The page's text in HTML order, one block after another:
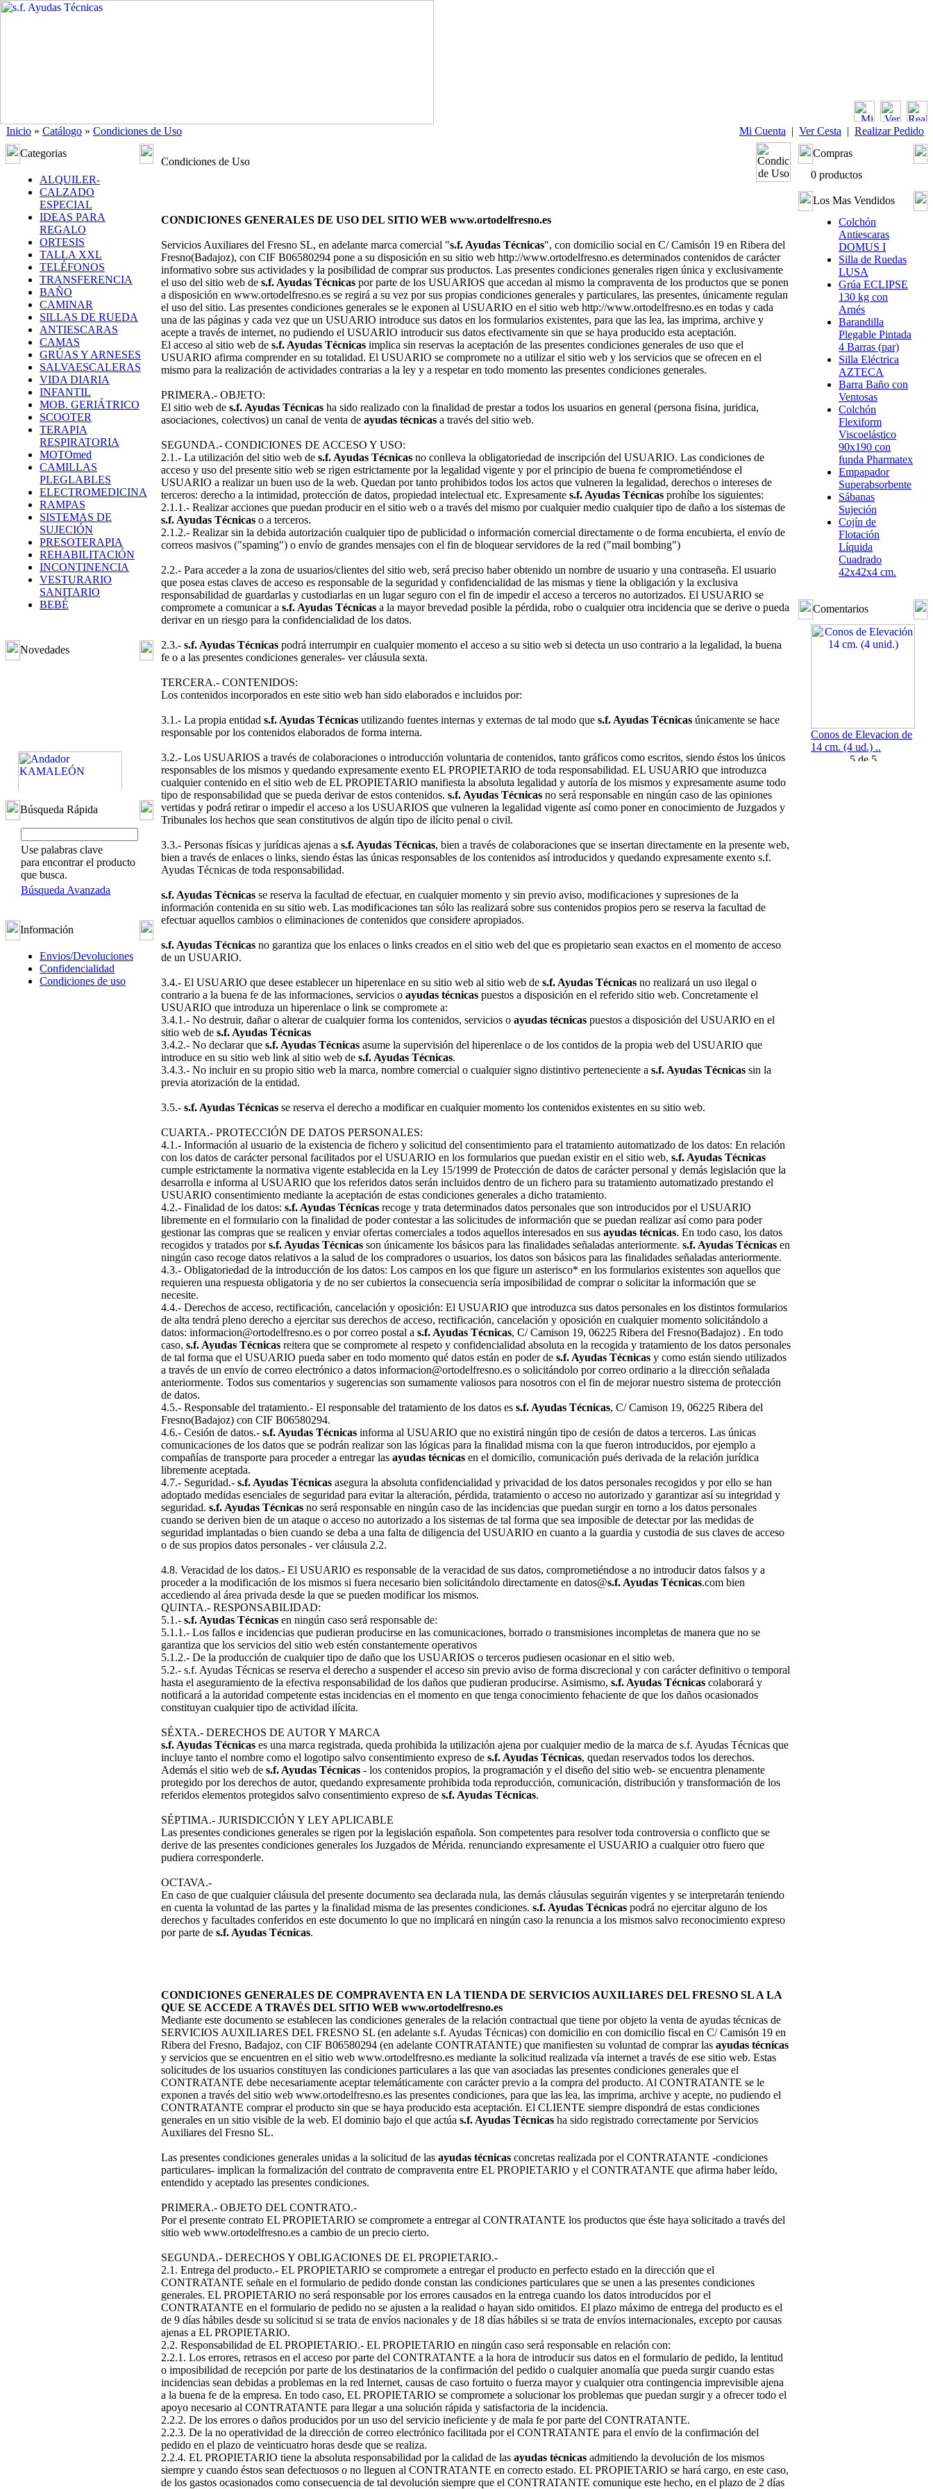
Inicio » Catálogo » Condiciones de Uso Mi Cuenta | Ver Cesta | Realizar Pedido
Categorias
ALQUILER-
CALZADO
ESPECIAL
IDEAS PARA
REGALO
ORTESIS
TALLA XXL
TELÉFONOS
TRANSFERENCIA
BAÑO
CAMINAR
SILLAS DE RUEDA
ANTIESCARAS
CAMAS
GRÚAS Y ARNESES
SALVAESCALERAS
VIDA DIARIA
INFANTIL
MOB. GERIÁTRICO
SCOOTER
TERAPIA
RESPIRATORIA
MOTOmed
CAMILLAS
PLEGLABLES
ELECTROMEDICINA
RAMPAS
SISTEMAS DE
SUJECIÓN
PRESOTERAPIA
REHABILITACIÓN
INCONTINENCIA
VESTURARIO
SANITARIO
BEBÉ
Novedades
Andador KAMALEÓN
85.00EUR
Búsqueda Rápida
Use palabras clave
para encontrar el producto
que busca.
Búsqueda Avanzada
Información
Envios/Devoluciones
Confidencialidad
Condiciones de uso
Condiciones de Uso
CONDICIONES GENERALES DE USO DEL SITIO WEB www.ortodelfresno.es
Servicios Auxiliares del Fresno SL, en adelante marca comercial "s.f. Ayudas Técnicas", con domicilio social en C/ Camisón 19 en Ribera del
Fresno(Badajoz), con CIF B06580294 pone a su disposición en su sitio web http://www.ortodelfresno.es determinados contenidos de carácter
informativo sobre sus actividades y la posibilidad de comprar sus productos. Las presentes condiciones generales rigen única y exclusivamente
el uso del sitio web de s.f. Ayudas Técnicas por parte de los USUARIOS que accedan al mismo la compraventa de los productos que se ponen
a disposición en www.ortodelfresno.es se regirá a su vez por sus propias condiciones generales y particulares, las presentes, únicamente regulan
el uso del sitio. Las presentes condiciones generales se le exponen al USUARIO en el sitio web http://www.ortodelfresno.es en todas y cada
una de las páginas y cada vez que un USUARIO introduce sus datos en los formularios existentes, para que las lea, las imprima, archive y
acepte a través de internet, no pudiendo el USUARIO introducir sus datos efectivamente sin que se haya producido esta aceptación.
El acceso al sitio web de s.f. Ayudas Técnicas implica sin reservas la aceptación de las presentes condiciones generales de uso que el
USUARIO afirma comprender en su totalidad. El USUARIO se compromete no a utilizar el sitio web y los servicios que se ofrecen en el
mismo para la realización de actividades contrarias a la ley y a respetar en todo momento las presentes condiciones generales.
PRIMERA.- OBJETO:
El sitio web de s.f. Ayudas Técnicas ha sido realizado con la finalidad de prestar a todos los usuarios en general (persona fisina, juridica,
asociaciones, colectivos) un canal de venta de ayudas técnicas a través del sitio web.
SEGUNDA.- CONDICIONES DE ACCESO Y USO:
2.1.- La utilización del sitio web de s.f. Ayudas Técnicas no conlleva la obligatoriedad de inscripción del USUARIO. Las condiciones de
acceso y uso del presente sitio web se rigen estrictamente por la legalidad vigente y por el principio de buena fe comprometiéndose el
USUARIO a realizar un buen uso de la web. Quedan por tanto prohibidos todos los actos que vulneren la legalidad, derechos o intereses de
terceros: derecho a la intimidad, protección de datos, propiedad intelectual etc. Expresamente s.f. Ayudas Técnicas prohíbe los siguientes:
2.1.1.- Realizar acciones que puedan producir en el sitio web o a través del mismo por cualquier medio cualquier tipo de daño a los sistemas de
s.f. Ayudas Técnicas o a terceros.
2.1.2.- Realizar sin la debida autorización cualquier tipo de publicidad o información comercial directamente o de forma encubierta, el envío de
correos masivos ("spaming") o envío de grandes mensajes con el fin de bloquear servidores de la red ("mail bombing")
2.2.- Para acceder a la zona de usuarios/clientes del sitio web, será preciso haber obtenido un nombre de usuario y una contraseña. El usuario
que posea estas claves de acceso es responsable de la seguridad y confidencialidad de las mismas y tiene la obligación y la exclusiva
responsabilidad de guardarlas y custodiarlas en un lugar seguro con el fin de impedir el acceso a terceros no autorizados. El USUARIO se
compromete a comunicar a s.f. Ayudas Técnicas a la mayor brevedad posible la pérdida, robo o cualquier otra incidencia que se derive o pueda
derivar en un riesgo para la confidencialidad de los datos.
2.3.- s.f. Ayudas Técnicas podrá interrumpir en cualquier momento el acceso a su sitio web si detecta un uso contrario a la legalidad, la buena
fe o a las presentes condiciones generales- ver cláusula sexta.
TERCERA.- CONTENIDOS:
Los contenidos incorporados en este sitio web han sido elaborados e incluidos por:
3.1.- La propia entidad s.f. Ayudas Técnicas utilizando fuentes internas y externas de tal modo que s.f. Ayudas Técnicas únicamente se hace
responsable por los contenidos elaborados de forma interna.
3.2.- Los USUARIOS a través de colaboraciones o introducción voluntaria de contenidos, tanto gráficos como escritos, siendo éstos los únicos
responsables de los mismos y quedando expresamente exento EL PROPIETARIO de toda responsabilidad. EL USUARIO que introduzca
cualquier contenido en el sitio web de EL PROPIETARIO manifiesta la absoluta legalidad y autoría de los mismos y expresamente asume todo
tipo de responsabilidad que se pueda derivar de estos contenidos. s.f. Ayudas Técnicas no será responsable en ningún caso de las opiniones
vertidas y podrá retirar o impedir el acceso a los USUARIOS que vulneren la legalidad vigente así como poner en conocimiento de Juzgados y
Tribunales los hechos que sean constitutivos de algún tipo de ilícito penal o civil.
3.3.- Personas físicas y jurídicas ajenas a s.f. Ayudas Técnicas, bien a través de colaboraciones que se insertan directamente en la presente web,
bien a través de enlaces o links, siendo éstas las únicas responsables de los contenidos así introducidos y quedando expresamente exento s.f.
Ayudas Técnicas de toda responsabilidad.
s.f. Ayudas Técnicas se reserva la facultad de efectuar, en cualquier momento y sin previo aviso, modificaciones y supresiones de la
información contenida en su sitio web. Las modificaciones tan sólo las realizará sobre sus contenidos propios pero se reserva la facultad de
efectuar aquellos cambios o eliminaciones de contenidos que considere apropiados.
s.f. Ayudas Técnicas no garantiza que los enlaces o links creados en el sitio web del que es propietario sean exactos en el momento de acceso
de un USUARIO.
3.4.- El USUARIO que desee establecer un hiperenlace en su sitio web al sitio web de s.f. Ayudas Técnicas no realizará un uso ilegal o
contrario a la buena fe de las informaciones, servicios o ayudas técnicas puestos a disposición en el referido sitio web. Concretamente el
USUARIO que introduza un hiperenlace o link se compromete a:
3.4.1.- No destruir, dañar o alterar de cualquier forma los contenidos, servicios o ayudas técnicas puestos a disposición del USUARIO en el
sitio web de s.f. Ayudas Técnicas
3.4.2.- No declarar que s.f. Ayudas Técnicas asume la supervisión del hiperenlace o de los contidos de la propia web del USUARIO que
introduce en su sitio web link al sitio web de s.f. Ayudas Técnicas.
3.4.3.- No incluir en su propio sitio web la marca, nombre comercial o cualquier signo distintivo perteneciente a s.f. Ayudas Técnicas sin la
previa atorización de la entidad.
3.5.- s.f. Ayudas Técnicas se reserva el derecho a modificar en cualquier momento los contenidos existentes en su sitio web.
CUARTA.- PROTECCIÓN DE DATOS PERSONALES:
4.1.- Información al usuario de la existencia de fichero y solicitud del consentimiento para el tratamiento automatizado de los datos: En relación
con los datos de carácter personal facilitados por el USUARIO en los formularios que puedan existir en el sitio web, s.f. Ayudas Técnicas
cumple estrictamente la normativa vigente establecida en la Ley 15/1999 de Protección de datos de carácter personal y demás legislación que la
desarrolla e informa al USUARIO que los referidos datos serán incluidos dentro de un fichero para su tratamiento automatizado prestando el
USUARIO consentimiento mediante la aceptación de estas condiciones generales a dicho tratamiento.
4.2.- Finalidad de los datos: s.f. Ayudas Técnicas recoge y trata determinados datos personales que son introducidos por el USUARIO
libremente en el formulario con la finalidad de poder contestar a las solicitudes de información que se puedan realizar así como para poder
gestionar las compras que se realicen y enviar ofertas comerciales a todos aquellos interesados en sus ayudas técnicas. En todo caso, los datos
recogidos y tratados pors.f. Ayudas Técnicas son únicamente los básicos para las finalidades señaladas anteriormente. s.f. Ayudas Técnicas en
ningún caso recoge datos relativos a la salud de los compradores o usuarios, los datos son básicos para las finalidades señaladas anteriormente.
4.3.- Obligatoriedad de la introducción de los datos: Los campos en los que figure un asterisco* en los formularios existentes son aquellos que
requieren una respuesta obligatoria y de no ser cubiertos la consecuencia sería imposibilidad de comprar o solicitar la información que se
necesite.
4.4.- Derechos de acceso, rectificación, cancelación y oposición: El USUARIO que introduzca sus datos personales en los distintos formularios
de alta tendrá pleno derecho a ejercitar sus derechos de acceso, rectificación, cancelación y oposición en cualquier momento solicitándolo a
datos: informacion@ortodelfresno.es o por correo postal a s.f. Ayudas Técnicas, C/ Camison 19, 06225 Ribera del Fresno(Badajoz) . En todo
caso, s.f. Ayudas Técnicas reitera que se compromete al respeto y confidencialidad absoluta en la recogida y tratamiento de los datos personales
de tal forma que el USUARIO pueda saber en todo momento qué datos están en poder de s.f. Ayudas Técnicas y como están siendo utilizados
a través de un envío de correo electrónico a datos informacion@ortodelfresno.es o solicitándolo por correo ordinario a la dirección señalada
anteriormente. Todos sus comentarios y sugerencias son sumamente valiosos para nosotros con el fin de mejorar nuestro sistema de protección
de datos.
4.5.- Responsable del tratamiento.- El responsable del tratamiento de los datos es s.f. Ayudas Técnicas, C/ Camison 19, 06225 Ribera del
Fresno(Badajoz) con CIF B06580294.
4.6.- Cesión de datos.- s.f. Ayudas Técnicas informa al USUARIO que no existirá ningún tipo de cesión de datos a terceros. Las únicas
comunicaciones de los datos que se podrán realizar son las lógicas para la finalidad misma con la que fueron introducidos, por ejemplo a
compañías de transporte para proceder a entregar las ayudas técnicas en el domicilio, comunicación pués derivada de la relación jurídica
libremente aceptada.
4.7.- Seguridad.- s.f. Ayudas Técnicas asegura la absoluta confidencialidad y privacidad de los datos personales recogidos y por ello se han
adoptado medidas esenciales de seguridad para evitar la alteración, pérdida, tratamiento o acceso no autorizado y garantizar así su integridad y
seguridad. s.f. Ayudas Técnicas no será responsable en ningún caso de las incidencias que puedan surgir en torno a los datos personales
cuando se deriven bien de un ataque o acceso no autorizado a los sistemas de tal forma que sea imposible de detectar por las medidas de
seguridad implantadas o bien cuando se deba a una falta de diligencia del USUARIO en cuanto a la guardia y custodia de sus claves de acceso
o de sus propios datos personales - ver cláusula 2.2.
4.8. Veracidad de los datos.- El USUARIO es responsable de la veracidad de sus datos, comprometiéndose a no introducir datos falsos y a
proceder a la modificación de los mismos si fuera necesario bien solicitándolo directamente en datos@s.f. Ayudas Técnicas.com bien
accediendo al área privada desde la que se pueden modificar los mismos.
QUINTA.- RESPONSABILIDAD:
5.1.- s.f. Ayudas Técnicas en ningún caso será responsable de:
5.1.1.- Los fallos e incidencias que pudieran producirse en las comunicaciones, borrado o transmisiones incompletas de manera que no se
garantiza que los servicios del sitio web estén constantemente operativos
5.1.2.- De la producción de cualquier tipo de daño que los USUARIOS o terceros pudiesen ocasionar en el sitio web.
5.2.- s.f. Ayudas Técnicas se reserva el derecho a suspender el acceso sin previo aviso de forma discrecional y con carácter definitivo o temporal
hasta el aseguramiento de la efectiva responsabilidad de los daños que pudieran producirse. Asimismo, s.f. Ayudas Técnicas colaborará y
notificará a la autoridad competente estas incidencias en el momento en que tenga conocimiento fehaciente de que los daños ocasionados
constituyan cualquier tipo de actividad ilícita.
SÉXTA.- DERECHOS DE AUTOR Y MARCA
s.f. Ayudas Técnicas es una marca registrada, queda prohibida la utilización ajena por cualquier medio de la marca de s.f. Ayudas Técnicas que
incluye tanto el nombre como el logotipo salvo consentimiento expreso de s.f. Ayudas Técnicas, quedan reservados todos los derechos.
Además el sitio web de s.f. Ayudas Técnicas - los contenidos propios, la programación y el diseño del sitio web- se encuentra plenamente
protegido por los derechos de autor, quedando expresamente prohibida toda reproducción, comunicación, distribución y transformación de los
referidos elementos protegidos salvo consentimiento expreso de s.f. Ayudas Técnicas.
SÉPTIMA.- JURISDICCIÓN Y LEY APLICABLE
Las presentes condiciones generales se rigen por la legislación española. Son competentes para resolver toda controversia o conflicto que se
derive de las presentes condiciones generales los Juzgados de Mérida. renunciando expresamente el USUARIO a cualquier otro fuero que
pudiera corresponderle.
OCTAVA.-
En caso de que cualquier cláusula del presente documento sea declarada nula, las demás cláusulas seguirán vigentes y se interpretarán teniendo
en cuenta la voluntad de las partes y la finalidad misma de las presentes condiciones. s.f. Ayudas Técnicas podrá no ejercitar alguno de los
derechos y facultades conferidos en este documento lo que no implicará en ningún caso la renuncia a los mismos salvo reconocimiento expreso
por parte de s.f. Ayudas Técnicas.
CONDICIONES GENERALES DE COMPRAVENTA EN LA TIENDA DE SERVICIOS AUXILIARES DEL FRESNO SL A LA
QUE SE ACCEDE A TRAVÉS DEL SITIO WEB www.ortodelfresno.es
Mediante este documento se establecen las condiciones generales de la relación contractual que tiene por objeto la venta de ayudas técnicas de
SERVICIOS AUXILIARES DEL FRESNO SL (en adelante s.f. Ayudas Técnicas) con domicilio en con domicilio fiscal en C/ Camisón 19 en
Ribera del Fresno, Badajoz, con CIF B06580294 (en adelante CONTRATANTE) que manifiesten su voluntad de comprar las ayudas técnicas
y servicios que se encuentren en el sitio web www.ortodelfresno.es mediante la solicitud realizada vía internet a través de ese sitio web. Estas
solicitudes de los usuarios constituyen las condiciones particulares a las que van asociadas las presentes condiciones generales que el
CONTRATANTE debe necesariamente aceptar telemáticamente con carácter previo a la compra del producto. Al CONTRATANTE se le
exponen a través del sitio web www.ortodelfresno.es las presentes condiciones, para que las lea, las imprima, archive y acepte, no pudiendo el
CONTRATANTE comprar el producto sin que se haya producido esta aceptación. El CLIENTE siempre dispondrá de estas condiciones
generales en un sitio visible de la web. El dominio bajo el que actúa s.f. Ayudas Técnicas ha sido registrado correctamente por Servicios
Auxiliares del Fresno SL.
Las presentes condiciones generales unidas a la solicitud de las ayudas técnicas concretas realizada por el CONTRATANTE -condiciones
particulares- implican la formalización del contrato de compraventa entre EL PROPIETARIO y el CONTRATANTE que afirma haber leído,
entendido y aceptado las presentes condiciones.
PRIMERA.- OBJETO DEL CONTRATO.-
Por el presente contrato EL PROPIETARIO se compromete a entregar al CONTRATANTE los productos que éste haya solicitado a través del
sitio web www.ortodelfresno.es a cambio de un precio cierto.
SEGUNDA.- DERECHOS Y OBLIGACIONES DE EL PROPIETARIO.-
2.1. Entrega del producto.- EL PROPIETARIO se compromete a entregar el producto en perfecto estado en la dirección que el
CONTRATANTE señale en el formulario de pedido donde constan las condiciones particulares que se unen a las presentes condiciones
generales. EL PROPIETARIO no será responsable por los errores causados en la entrega cuando los datos introducidos por el
CONTRATANTE en el formulario de pedido no se ajusten a la realidad o hayan sido omitidos. El plazo máximo de entrega del producto es el
de 9 días hábiles desde su solicitud si se trata de envíos nacionales y de 18 días hábiles si se trata de envíos internacionales, excepto por causas
ajenas a EL PROPIETARIO.
2.2. Responsabilidad de EL PROPIETARIO.- EL PROPIETARIO en ningún caso será responsable en relación con:
2.2.1. Los errores, retrasos en el acceso por parte del CONTRATANTE a la hora de introducir sus datos en el formulario de pedido, la lentitud
o imposibilidad de recepción por parte de los destinatarios de la confirmación del pedido o cualquier anomalía que pueda surgir cuando estas
incidencias sean debidas a problemas en la red Internet, causas de caso fortuito o fuerza mayor y cualquier otra contingencia imprevisible ajena
a la buena fe de la empresa. En todo caso, EL PROPIETARIO se compromete a solucionar los problemas que puedan surgir y a ofrecer todo el
apoyo necesario al CONTRATANTE para llegar a una solución rápida y satisfactoria de la incidencia.
2.2.2. De los errores o daños producidos por un uso del servicio ineficiente y de mala fe por parte del CONTRATANTE.
2.2.3. De la no operatividad de la dirección de correo electrónico facilitada por el CONTRATANTE para el envío de la confirmación del
pedido en el plazo de veinticuatro horas desde que se realiza.
2.2.4. EL PROPIETARIO tiene la absoluta responsabilidad por la calidad de las ayudas técnicas admitiendo la devolución de los mismos
siempre y cuando éstos sean defectuosos o no lleguen al CONTRATANTE en correcto estado. EL PROPIETARIO se hará cargo, en este caso,
de los gastos ocasionados como consecuencia de tal devolución siempre que el CONTRATANTE comunique este hecho, en el plazo de 2 días
Compras
0 productos
Los Mas Vendidos
Colchón
Antiescaras
DOMUS I
Silla de Ruedas
LUSA
Grúa ECLIPSE
130 kg con
Arnés
Barandilla
Plegable Pintada
4 Barras (par)
Silla Eléctrica
AZTECA
Barra Baño con
Ventosas
Colchón
Flexiform
Viscoelástico
90x190 con
funda Pharmatex
Empapador
Superabsorbente
Sábanas
Sujeción
Cojín de
Flotación
Líquida
Cuadrado
42x42x4 cm.
Comentarios
Conos de Elevacion de
14 cm. (4 ud.) ..